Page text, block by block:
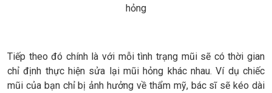
hỏng
Tiếp theo đó chính là với mỗi tình trạng mũi sẽ có thời gian
chỉ định thực hiện sửa lại mũi hỏng khác nhau. Ví dụ chiếc
mũi của bạn chỉ bị ảnh hưởng về thẩm mỹ, bác sĩ sẽ kéo dài